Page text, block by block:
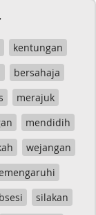
kentungan
bersahaja
merajuk
mendidih
wejangan
silakan